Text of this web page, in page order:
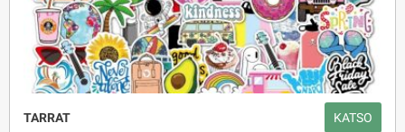
TARRAT KATSO